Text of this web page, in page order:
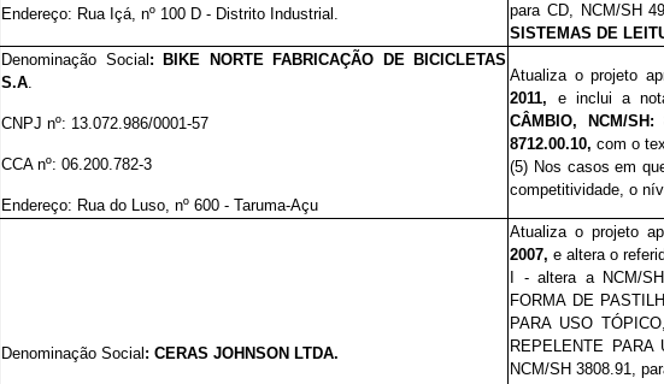
Endereço: Rua Içá, nº 100 D - Distrito Industrial.
para CD, NCM/SH
SISTEMAS DE
Denominação Social :
BIKE NORTE FABRICAÇÃO DE BICICLETAS
S.A.
CNPJ nº: 13.072.986/0001-57
CCA nº:06.200.782-3
Endereço: Rua do Luso, nº 600 - Taruma-Açu
Atualiza o projeto
2011, e inclui a
CÂMBIO, NCM/SH:
8712.00.10,com o
(5) Nos casos em
competitividade, o
Denominação Social :CERAS JOHNSON LTDA.
Atualiza o projeto
2007,e altera o
I - altera a NCM/
FORMA DE
PARA USO
REPELENTE
NCM/SH 3808.91,